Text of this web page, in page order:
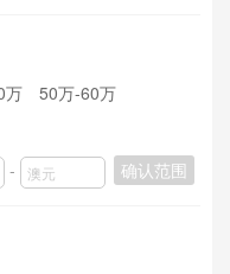
万
50万-60万
-
确认范围